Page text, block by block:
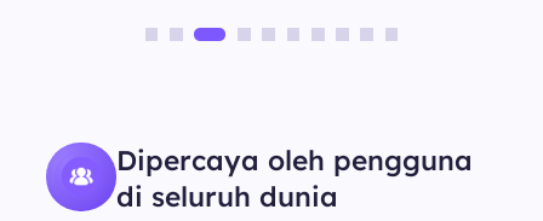
Dipercaya oleh pengguna
di seluruh dunia